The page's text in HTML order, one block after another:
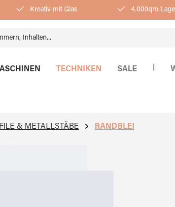
Kreativ mit Glas 4.000qm
TECHNIKEN SALE
& METALLSTÄBE RANDBLEI